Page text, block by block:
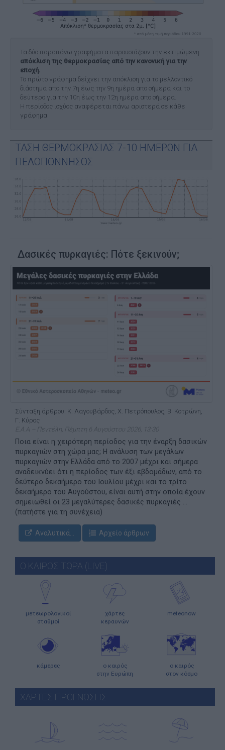
Τα δύο παραπάνω γραφήματα παρουσιάζουν την εκτιμώμενη
απόκλιση της θερμοκρασίας από την κανονική για την
εποχή.
Το πρώτο γράφημα δείχνει την απόκλιση για το μελλοντικό
διάστημα απο την 7η έως την 9η ημέρα απο σήμερα και το
δεύτερο για την 10η έως την 12η ημέρα απο σήμερα.
Η περίοδος ισχύος αναφέρεται πάνω αριστερά σε κάθε
γράφημα.
ΤΑΣΗ ΘΕΡΜΟΚΡΑΣΙΑΣ 7-10 ΗΜΕΡΩΝ ΓΙΑ
ΠΕΛΟΠΟΝΝΗΣΟΣ
Δασικές πυρκαγιές: Πότε ξεκινούν;
Σύνταξη άρθρου: Κ. Λαγουβάρδος, Χ. Πετρόπουλος, Β. Κοτρώνη,
Γ. Κύρος
Ε.Α.Α – Πεντέλη, Πέμπτη 6 Αυγούστου 2026, 13:30
Ποια είναι η χειρότερη περίοδος για την έναρξη δασικών
πυρκαγιών στη χώρα μας; Η ανάλυση των μεγάλων
πυρκαγιών στην Ελλάδα από το 2007 μέχρι και σήμερα
αναδεικνύει ότι η περίοδος των έξι εβδομάδων, από το
δεύτερο δεκαήμερο του Ιουλίου μέχρι και το τρίτο
δεκαήμερο του Αυγούστου, είναι αυτή στην οποία έχουν
σημειωθεί οι 23 μεγαλύτερες δασικές πυρκαγιές ...
(πατήστε για τη συνέχεια)
Αναλυτικά... Αρχείο άρθρων
Ο ΚΑΙΡΟΣ ΤΩΡΑ (LIVE)
μετεωρολογικοί
σταθμοί
χάρτες
κεραυνών
meteonow
κάμερες
ο καιρός
στην Ευρώπη
ο καιρός
στον κόσμο
ΧΑΡΤΕΣ ΠΡΟΓΝΩΣΗΣ